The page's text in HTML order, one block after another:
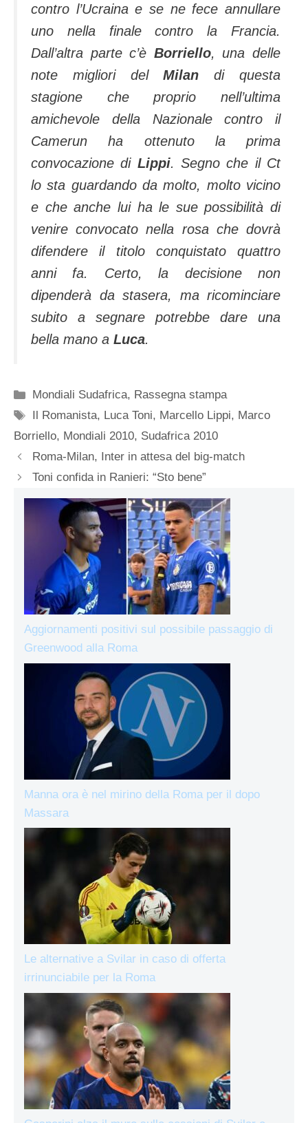
contro l’Ucraina e se ne fece annullare
uno nella finale contro la Francia.
Dall’altra parte c’è Borriello, una delle
note migliori delMilandi questa
stagione che proprio nell’ultima
amichevole della Nazionale contro il
Camerun ha ottenuto la prima
convocazione di Lippi. Segno che il Ct
lo sta guardando da molto, molto vicino
e che anche lui ha le sue possibilità di
venire convocato nella rosa che dovrà
difendere il titolo conquistato quattro
anni fa. Certo, la decisione non
dipenderà da stasera, ma ricominciare
subito a segnare potrebbe dare una
bella mano a Luca.
Categorie
Mondiali Sudafrica, Rassegna stampa
Tag
Il Romanista, Luca Toni, Marcello Lippi, Marco
Borriello, Mondiali 2010, Sudafrica 2010
Roma-Milan, Inter in attesa del big-match
Toni confida in Ranieri: “Sto bene”
Aggiornamenti positivi sul possibile passaggio di
Greenwood alla Roma
Manna ora è nel mirino della Roma per il dopo
Massara
Le alternative a Svilar in caso di offerta
irrinunciabile per la Roma